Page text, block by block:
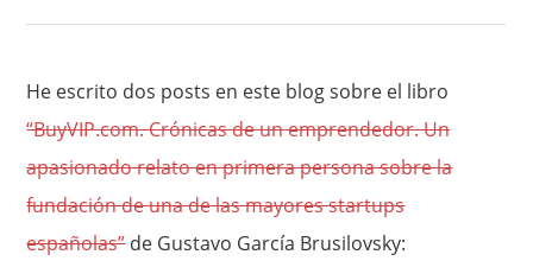
He escrito dos posts en este blog sobre el libro
“BuyVIP.com. Crónicas de un emprendedor. Un
apasionado relato en primera persona sobre la
fundación de una de las mayores startups
españolas”de Gustavo García Brusilovsky: